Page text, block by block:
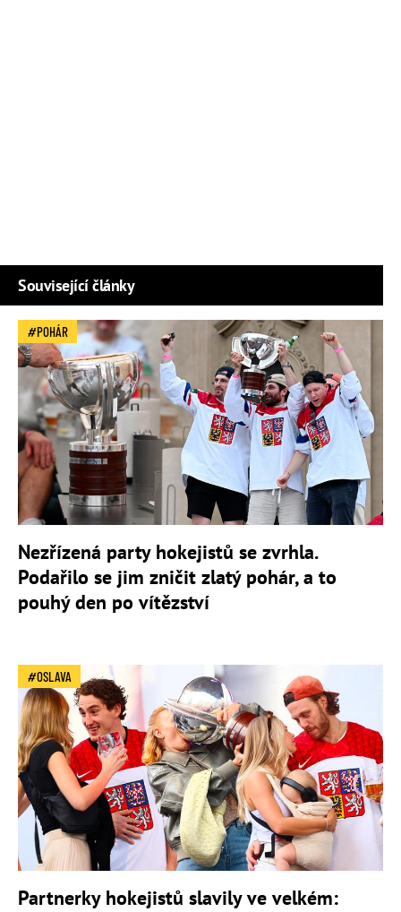
Související články
POHÁR
Nezřízená party hokejistů se zvrhla.
Podařilo se jim zničit zlatý pohár, a to
pouhý den po vítězství
OSLAVA
Partnerky hokejistů slavily ve velkém: